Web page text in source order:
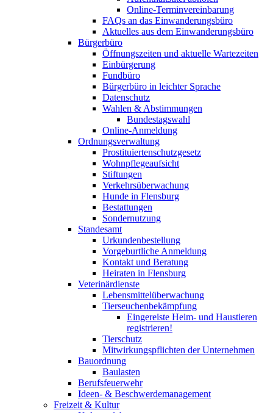
Online-Terminvereinbarung
FAQs an das Einwanderungsbüro
Aktuelles aus dem Einwanderungsbüro
Bürgerbüro
Öffnungszeiten und aktuelle Wartezeiten
Einbürgerung
Fundbüro
Bürgerbüro in leichter Sprache
Datenschutz
Wahlen & Abstimmungen
Bundestagswahl
Online-Anmeldung
Ordnungsverwaltung
Prostituiertenschutzgesetz
Wohnpflegeaufsicht
Stiftungen
Verkehrsüberwachung
Hunde in Flensburg
Bestattungen
Sondernutzung
Standesamt
Urkundenbestellung
Vorgeburtliche Anmeldung
Kontakt und Beratung
Heiraten in Flensburg
Veterinärdienste
Lebensmittelüberwachung
Tierseuchenbekämpfung
Eingereiste Heim- und Haustieren
registrieren!
Tierschutz
Mitwirkungspflichten der Unternehmen
Bauordnung
Baulasten
Berufsfeuerwehr
Ideen- & Beschwerdemanagement
Freizeit & Kultur